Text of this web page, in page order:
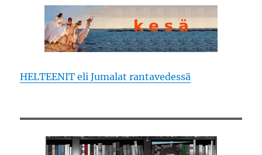
HELTEENIT eli Jumalat rantavedessä